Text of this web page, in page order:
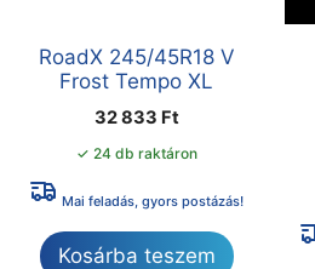
RoadX 245/45R18 V
Frost Tempo XL
32 833 Ft
✓ 24 db raktáron
Mai feladás, gyors postázás!
Kosárba teszem